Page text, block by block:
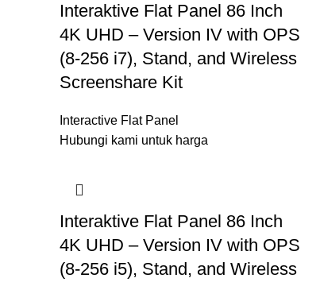
Interaktive Flat Panel 86 Inch
4K UHD – Version IV with OPS
(8-256 i7), Stand, and Wireless
Screenshare Kit
Interactive Flat Panel
Hubungi kami untuk harga
Interaktive Flat Panel 86 Inch
4K UHD – Version IV with OPS
(8-256 i5), Stand, and Wireless